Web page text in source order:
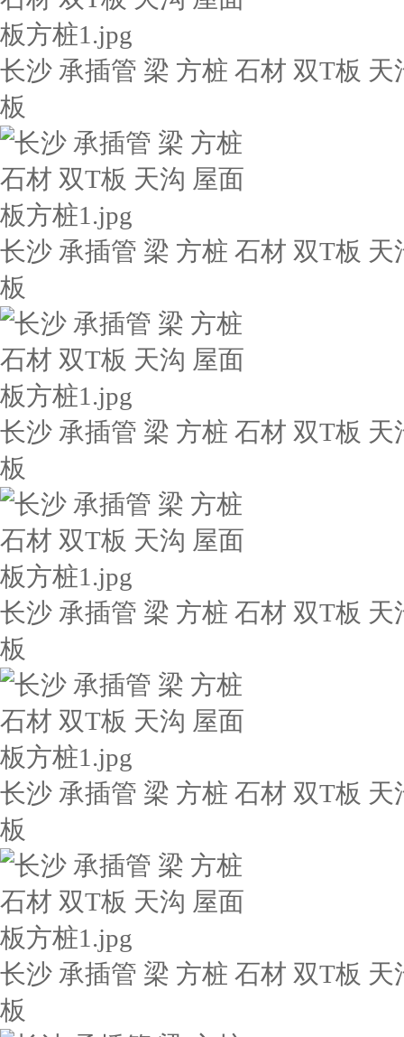
长沙 承插管 梁 方桩 石材 双T板
板
长沙 承插管 梁 方桩 石材 双T板
板
长沙 承插管 梁 方桩 石材 双T板
板
长沙 承插管 梁 方桩 石材 双T板
板
长沙 承插管 梁 方桩 石材 双T板
板
长沙 承插管 梁 方桩 石材 双T板
板